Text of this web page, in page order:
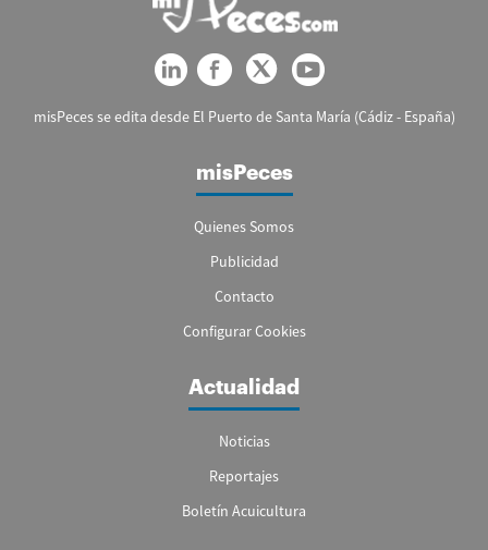
misPeces se edita desde El Puerto de Santa María (Cádiz - España)
misPeces
Quienes Somos
Publicidad
Contacto
Configurar Cookies
Actualidad
Noticias
Reportajes
Boletín Acuicultura